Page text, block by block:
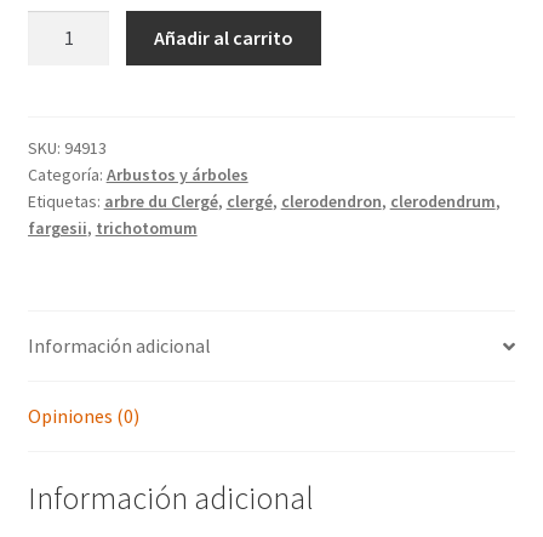
hasta
173,80 €
-
arbre
du
Clergé,
cantidad
Añadir al carrito
SKU: 94913
Categoría: Arbustos y árboles
Etiquetas: arbre du Clergé, clergé, clerodendron, clerodendrum,
fargesii, trichotomum
Información adicional
Opiniones (0)
Información adicional